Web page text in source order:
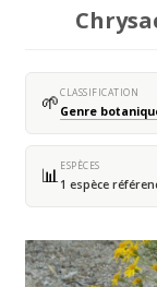
🌱CLASSIFICATION
Genre
📊ESPÈCES
1 espèce